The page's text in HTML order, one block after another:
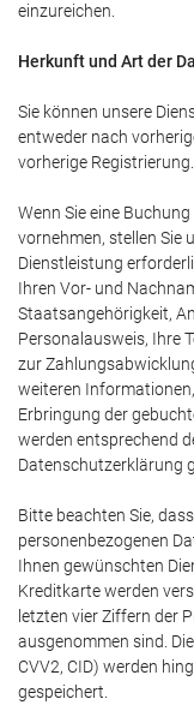
einzureichen.
Herkunft und Art der
Sie können unsere
entweder nach
vorherige Registrierung.
Wenn Sie eine
vornehmen, stellen Sie
Dienstleistung
Ihren Vor- und
Staatsangehörigkeit,
Personalausweis, Ihre
zur
weiteren
Erbringung der
werden entsprechend
Datenschutzerklärung
Bitte beachten Sie,
personenbezogenen
Ihnen gewünschten
Kreditkarte werden
letzten vier Ziffern der
ausgenommen sind.
CVV2, CID) werden
gespeichert.